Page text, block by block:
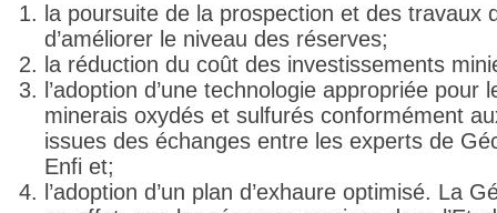
la poursuite de la prospection et des travaux
d’améliorer le niveau des réserves;
la réduction du coût des investissements
l’adoption d’une technologie appropriée pour
minerais oxydés et sulfurés conformément
issues des échanges entre les experts de
Enfi et;
l’adoption d’un plan d’exhaure optimisé. La